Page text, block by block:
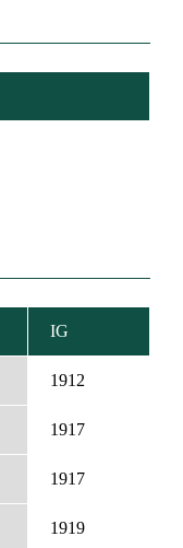
IG
1912
1917
1917
1919